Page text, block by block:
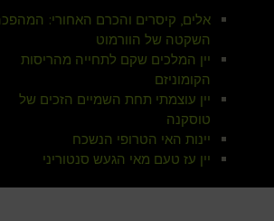
אלים, קיסרים והכרם האחורי:
השקטה של הוורמוט
יין המלכים שקם לתחייה מהריסות
הקומוניזם
יין עוצמתי תחת השמיים הזכים של
טוסקנה
יינות האי הטרופי הנשכח
יין עז טעם מאי הגעש סנטוריני